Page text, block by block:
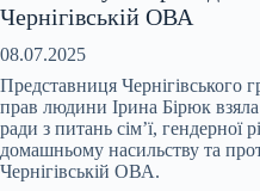
зустріч
групи
за
ініціативи
Офісу
Чернігівській ОВА
08.07.2025
Представниця Чернігівського
прав людини Ірина Бірюк взяла
ради з питань сімʼї, гендерної
домашньому насильству та
Чернігівській ОВА.